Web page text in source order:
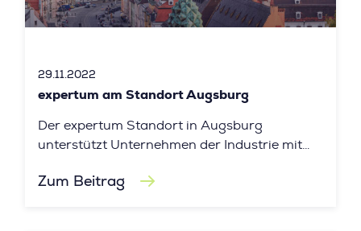
29.11.2022
expertum am Standort Augsburg
Der expertum Standort in Augsburg
unterstützt Unternehmen der Industrie mit
von der Personalvermittlung bis hin zur
Zum Beitrag